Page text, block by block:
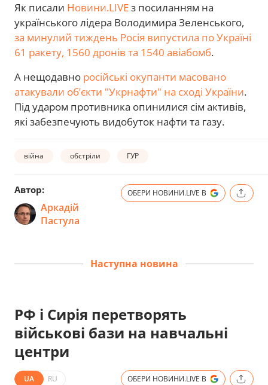
Як писали Новини.LIVEз посиланням на
українського лідера Володимира Зеленського,
за минулий тиждень Росія випустила по Україні
61 ракету, 1560 дронів та 1540 авіабомб.
А нещодавно російські окупанти масовано
атакували обʼєкти "Укрнафти" на сході України.
Під ударом противника опинилися сім активів,
які забезпечують видобуток нафти та газу.
війна обстріли ГУР
Автор:
Аркадій
Пастула
ОБЕРИ НОВИНИ.LIVE В
Наступна новина
РФ і Сирія перетворять
військові бази на навчальні
центри
UA RU ОБЕРИ НОВИНИ.LIVE В